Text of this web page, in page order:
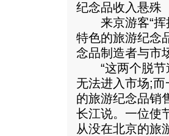
纪念品收入悬殊
来京游客“挥
特色的旅游纪念
念品制造者与市
“这两个脱节
无法进入市场;
的旅游纪念品销
长江说。一位使
从没在北京的旅